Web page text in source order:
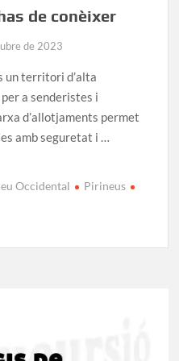
de conèixer
de 2023
un territori d’alta
a senderistes i
d’allotjaments permet
amb seguretat i …
Occidental
Pirineus